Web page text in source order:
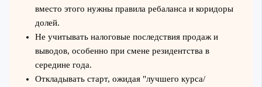
вместо этого нужны правила ребаланса и коридоры
долей.
Не учитывать налоговые последствия продаж и
выводов, особенно при смене резидентства в
середине года.
Откладывать старт, ожидая "лучшего курса/